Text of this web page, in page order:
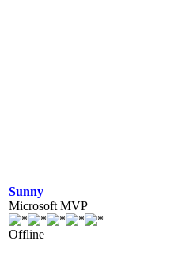
Sunny
Microsoft MVP
Offline